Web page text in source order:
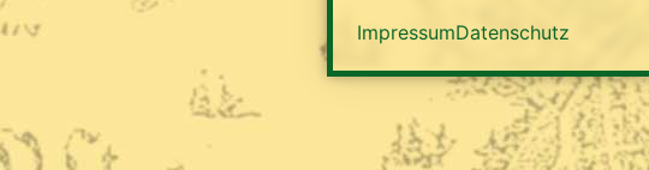
ImpressumDatenschutz